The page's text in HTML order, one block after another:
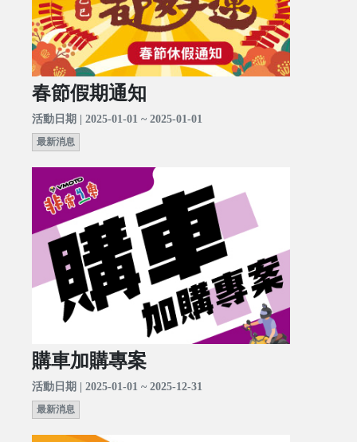
春節假期通知
活動日期 | 2025-01-01 ~ 2025-01-01
最新消息
購車加購專案
活動日期 | 2025-01-01 ~ 2025-12-31
最新消息